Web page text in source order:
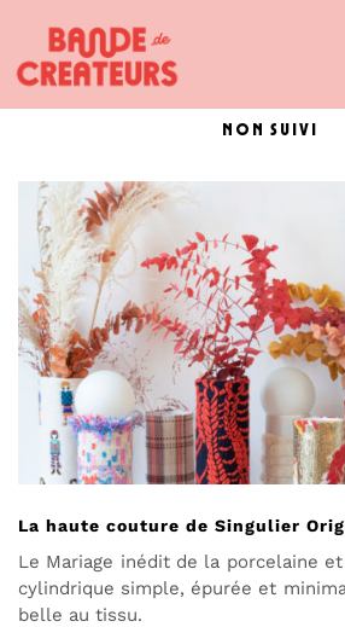
non suivi
La haute couture de Singulier
Le Mariage inédit de la porcelaine
cylindrique simple, épurée et
belle au tissu.